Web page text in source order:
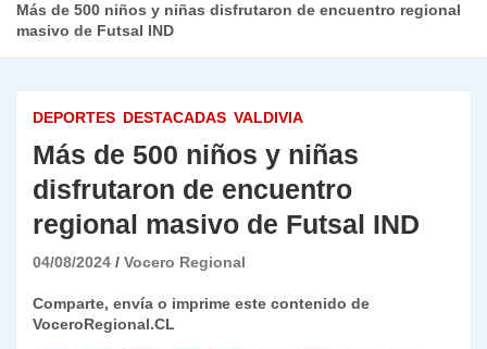
Más de 500 niños y niñas disfrutaron de encuentro regional
masivo de Futsal IND
DEPORTES DESTACADAS VALDIVIA
Más de 500 niños y niñas
disfrutaron de encuentro
regional masivo de Futsal IND
04/08/2024 Vocero Regional
Comparte, envía o imprime este contenido de
VoceroRegional.CL